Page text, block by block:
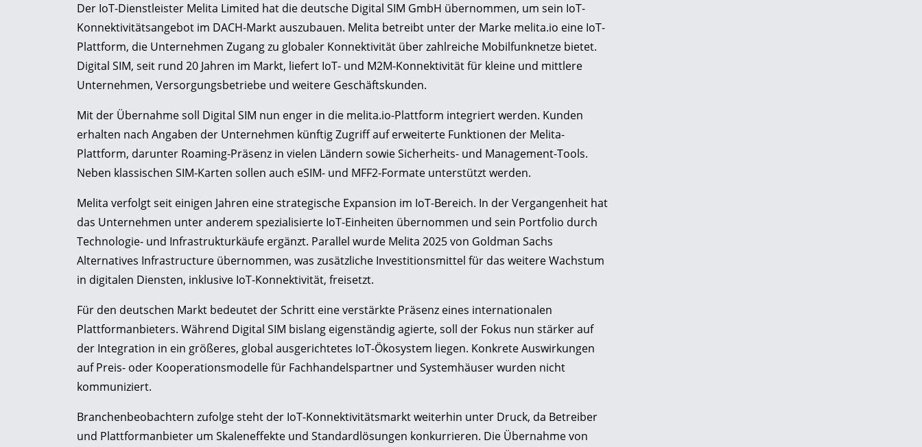
Der IoT-Dienstleister Melita Limited hat die deutsche Digital SIM GmbH übernommen, um sein IoT-
Konnektivitätsangebot im DACH-Markt auszubauen. Melita betreibt unter der Marke melita.io eine IoT-
Plattform, die Unternehmen Zugang zu globaler Konnektivität über zahlreiche Mobilfunknetze bietet.
Digital SIM, seit rund 20 Jahren im Markt, liefert IoT- und M2M-Konnektivität für kleine und mittlere
Unternehmen, Versorgungsbetriebe und weitere Geschäftskunden.
Mit der Übernahme soll Digital SIM nun enger in die melita.io-Plattform integriert werden. Kunden
erhalten nach Angaben der Unternehmen künftig Zugriff auf erweiterte Funktionen der Melita-
Plattform, darunter Roaming-Präsenz in vielen Ländern sowie Sicherheits- und Management-Tools.
Neben klassischen SIM-Karten sollen auch eSIM- und MFF2-Formate unterstützt werden.
Melita verfolgt seit einigen Jahren eine strategische Expansion im IoT-Bereich. In der Vergangenheit hat
das Unternehmen unter anderem spezialisierte IoT-Einheiten übernommen und sein Portfolio durch
Technologie- und Infrastrukturkäufe ergänzt. Parallel wurde Melita 2025 von Goldman Sachs
Alternatives Infrastructure übernommen, was zusätzliche Investitionsmittel für das weitere Wachstum
in digitalen Diensten, inklusive IoT-Konnektivität, freisetzt.
Für den deutschen Markt bedeutet der Schritt eine verstärkte Präsenz eines internationalen
Plattformanbieters. Während Digital SIM bislang eigenständig agierte, soll der Fokus nun stärker auf
der Integration in ein größeres, global ausgerichtetes IoT-Ökosystem liegen. Konkrete Auswirkungen
auf Preis- oder Kooperationsmodelle für Fachhandelspartner und Systemhäuser wurden nicht
kommuniziert.
Branchenbeobachtern zufolge steht der IoT-Konnektivitätsmarkt weiterhin unter Druck, da Betreiber
und Plattformanbieter um Skaleneffekte und Standardlösungen konkurrieren. Die Übernahme von